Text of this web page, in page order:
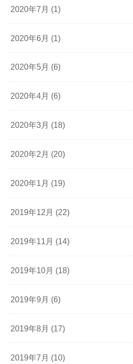
2020年7月 (1)
2020年6月 (1)
2020年5月 (6)
2020年4月 (6)
2020年3月 (18)
2020年2月 (20)
2020年1月 (19)
2019年12月 (22)
2019年11月 (14)
2019年10月 (18)
2019年9月 (6)
2019年8月 (17)
2019年7月 (10)